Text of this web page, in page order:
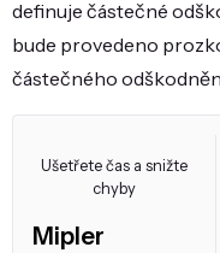
definuje částečné
bude provedeno
částečného
Ušetřete čas a snižte
chyby
Mipler